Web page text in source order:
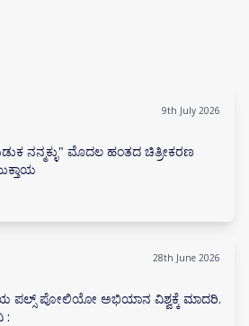
9th July 2026
ನನ್ಮಕ್ಳು" ಮೊದಲ ಹಂತದ ಚಿತ್ರೀಕರಣ
28th June 2026
ಪಲ್ಸ್ ಪೋಲಿಯೋ ಅಭಿಯಾನ ವಿಶ್ವಕ್ಕೆ ಮಾದರಿ.
: